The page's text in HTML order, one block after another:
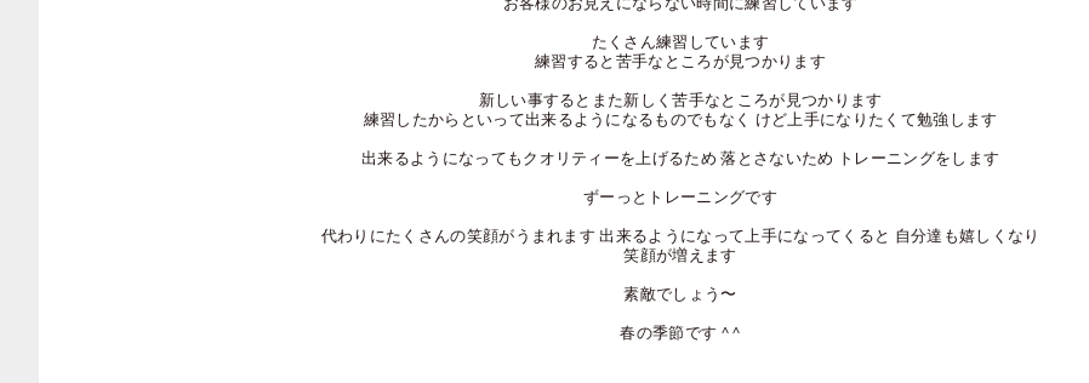
たくさん練習しています
練習すると苦手なところが見つかります
新しい事するとまた新しく苦手なところが見つかります
練習したからといって出来るようになるものでもなく けど上手になりたくて勉強します
出来るようになってもクオリティーを上げるため 落とさないため トレーニングをします
ずーっとトレーニングです
代わりにたくさんの笑顔がうまれます 出来るようになって上手になってくると 自分達も嬉しくなり
笑顔が増えます
素敵でしょう〜
春の季節です ^ ^